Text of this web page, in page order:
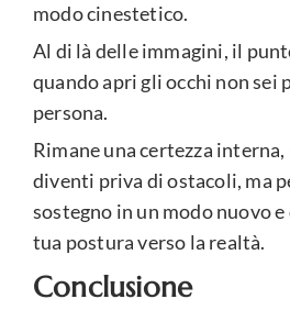
modo cinestetico.
Al di là delle immagini, il
quando apri gli occhi non sei
persona.
Rimane una certezza
diventi priva di ostacoli, ma
sostegno in un modo nuovo
tua postura verso la realtà.
Conclusione